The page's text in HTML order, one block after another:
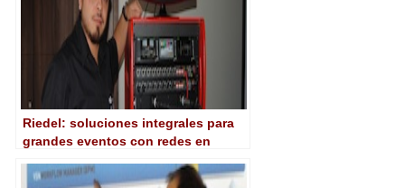
Riedel: soluciones integrales para
grandes eventos con redes en
comunicaciones